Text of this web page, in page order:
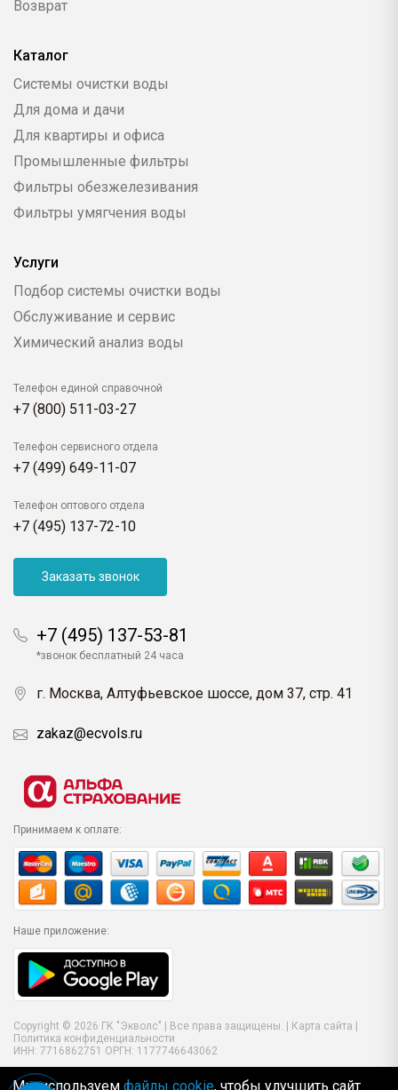
Возврат
Каталог
Системы очистки воды
Для дома и дачи
Для квартиры и офиса
Промышленные фильтры
Фильтры обезжелезивания
Фильтры умягчения воды
Услуги
Подбор системы очистки воды
Обслуживание и сервис
Химический анализ воды
Телефон единой справочной
+7 (800) 511-03-27
Телефон сервисного отдела
+7 (499) 649-11-07
Телефон оптового отдела
+7 (495) 137-72-10
Заказать звонок
+7 (495) 137-53-81
*звонок бесплатный 24 часа
г. Москва, Алтуфьевское шоссе, дом 37, стр. 41
zakaz@ecvols.ru
Принимаем к оплате:
Наше приложение:
Copyright © 2026 ГК "Экволс" | Все права защищены. | Карта сайта
Политика конфиденциальности
ИНН: 7716862751 ОРГН: 1177746643062
Мы используем файлы cookie, чтобы улучшить сайт